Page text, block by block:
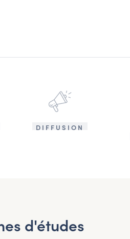
DIFFUSION
d'études